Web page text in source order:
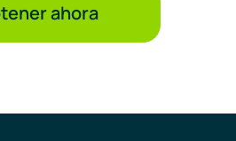
ahora